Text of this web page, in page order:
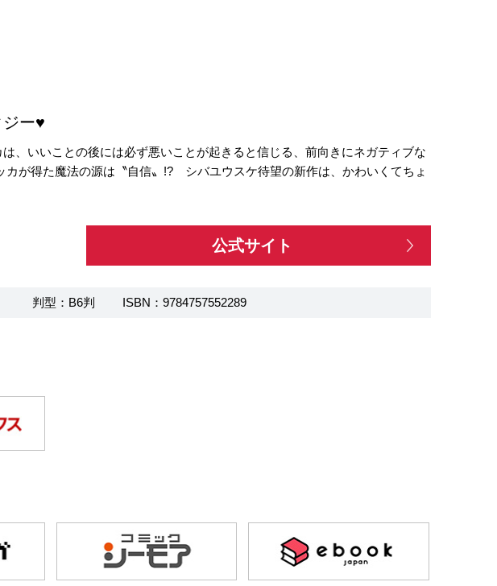
ー♥
、いいことの後には必ず悪いことが起きると信じる、前向きにネガティブな
が得た魔法の源は〝自信〟!? シバユウスケ待望の新作は、かわいくてちょ
公式サイト
） 判型：B6判 ISBN：9784757552289